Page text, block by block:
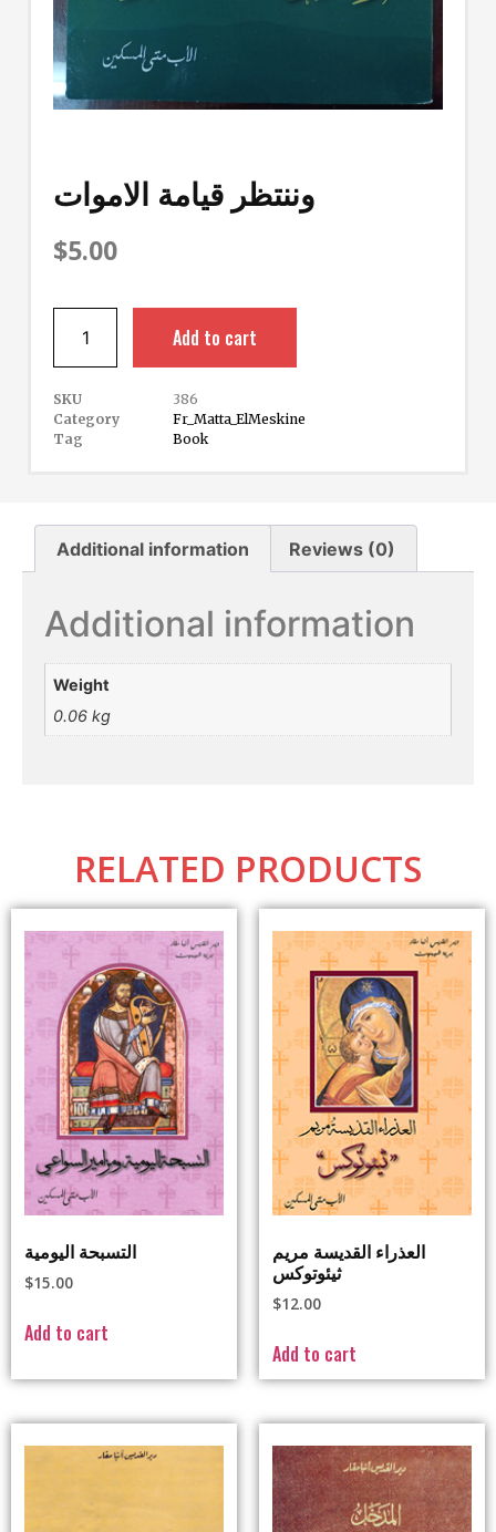
وننتظر قيامة الاموات
$5.00
Add to cart
SKU
386
Category
Fr_Matta_ElMeskine
Tag
Book
Additional information Reviews (0)
Additional information
Weight
0.06 kg
RELATED PRODUCTS
التسبحة اليومية
$15.00
Add to cart
العذراء القديسة مريم
ثيئوتوكس
$12.00
Add to cart